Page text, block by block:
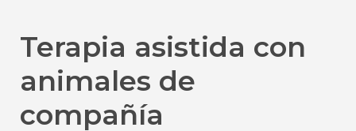
Terapia asistida con
animales de
compañía